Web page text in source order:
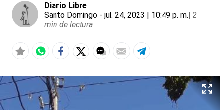
Diario Libre
Santo Domingo - jul. 24, 2023 | 10:49 p. m.| 2
min de lectura